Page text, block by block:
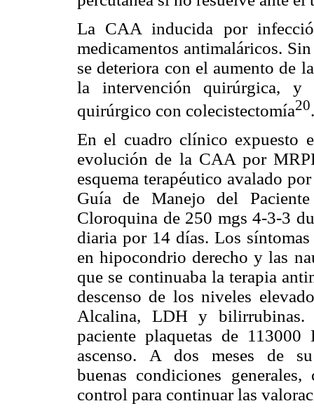
La CAA inducida por
medicamentos antimaláricos.
se deteriora con el aumento de
la intervención quirúrgica, y
quirúrgico con colecistectomía20.
En el cuadro clínico expuesto
evolución de la CAA por
esquema terapéutico avalado
Guía de Manejo del
Cloroquina de 250 mgs 4-3-3
diaria por 14 días. Los
en hipocondrio derecho y las
que se continuaba la terapia
descenso de los niveles
Alcalina, LDH y bilirrubinas.
paciente plaquetas de
ascenso. A dos meses de
buenas condiciones
control para continuar las